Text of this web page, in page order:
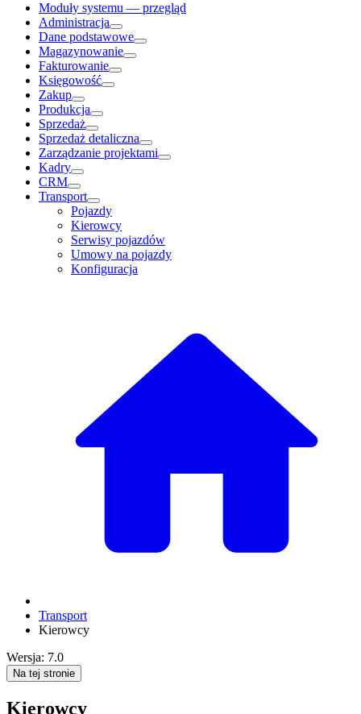
Moduły systemu — przegląd
Administracja
Dane podstawowe
Magazynowanie
Fakturowanie
Księgowość
Zakup
Produkcja
Sprzedaż
Sprzedaż detaliczna
Zarządzanie projektami
Kadry
CRM
Transport
Pojazdy
Kierowcy
Serwisy pojazdów
Umowy na pojazdy
Konfiguracja
Transport
Kierowcy
Wersja: 7.0
Na tej stronie
Kierowcy